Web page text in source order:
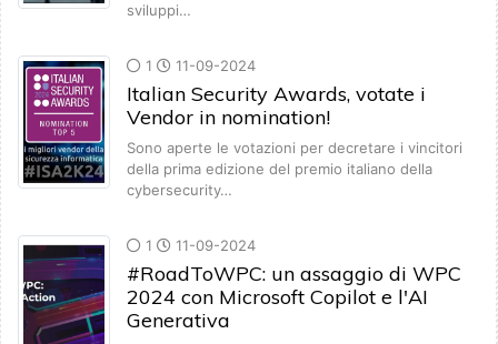
sviluppi…
1 11-09-2024
Italian Security Awards, votate i
Vendor in nomination!
Sono aperte le votazioni per decretare i vincitori
della prima edizione del premio italiano della
cybersecurity…
1 11-09-2024
#RoadToWPC: un assaggio di WPC
2024 con Microsoft Copilot e l'AI
Generativa